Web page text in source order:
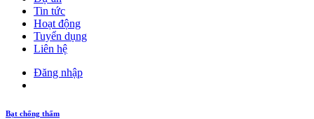
Tin tức
Hoạt động
Tuyển dụng
Liên hệ
Đăng nhập
Bạt chống thấm